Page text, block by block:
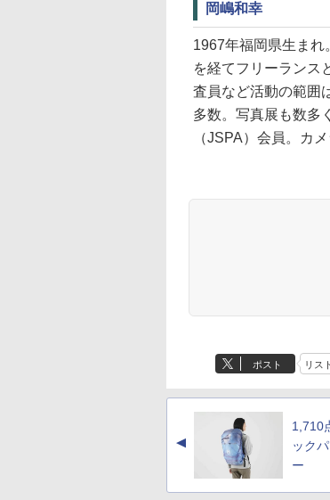
岡嶋和幸
1967年福岡県生ま
を経てフリーランス
査員など活動の範囲
多数。写真展も数多
（JSPA）会員。カ
ポスト リス
▲
1,710
ック
ー